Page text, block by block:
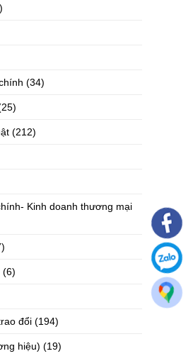
(34)
(212)
Kinh doanh thương mại
(6)
đổi (194)
hiệu) (19)